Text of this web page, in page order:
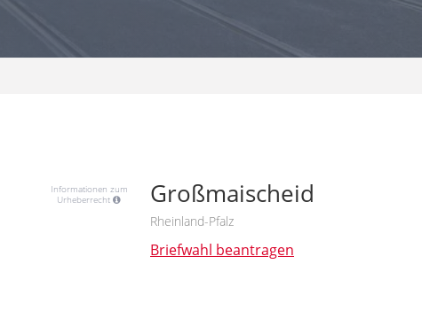
Informationen zum
Urheberrecht
Großmaischeid
Rheinland-Pfalz
Briefwahl beantragen